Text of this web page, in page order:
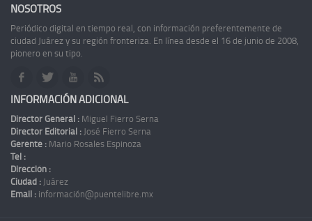
NOSOTROS
Periódico digital en tiempo real, con información preferentemente de
ciudad Juárez y su región fronteriza. En línea desde el 16 de junio de 2008,
pionero en su tipo.
INFORMACIÓN ADICIONAL
Director General : Miguel Fierro Serna
Director Editorial : José Fierro Serna
Gerente : Mario Rosales Espinoza
Tel :
Dirección :
Ciudad : Juárez
Email : información@puentelibre.mx